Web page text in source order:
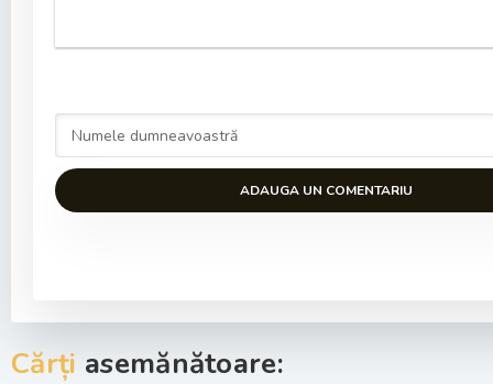
ADAUGA UN COMENTARIU
Cărți asemănătoare: